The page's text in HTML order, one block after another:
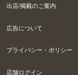
出店/掲載のご案内
広告について
プライバシー・ポリシー
店舗ログイン